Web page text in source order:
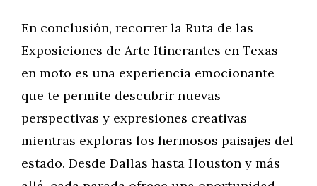
En conclusión, recorrer la Ruta de las
Exposiciones de Arte Itinerantes en Texas
en moto es una experiencia emocionante
que te permite descubrir nuevas
perspectivas y expresiones creativas
mientras exploras los hermosos paisajes del
estado. Desde Dallas hasta Houston y más